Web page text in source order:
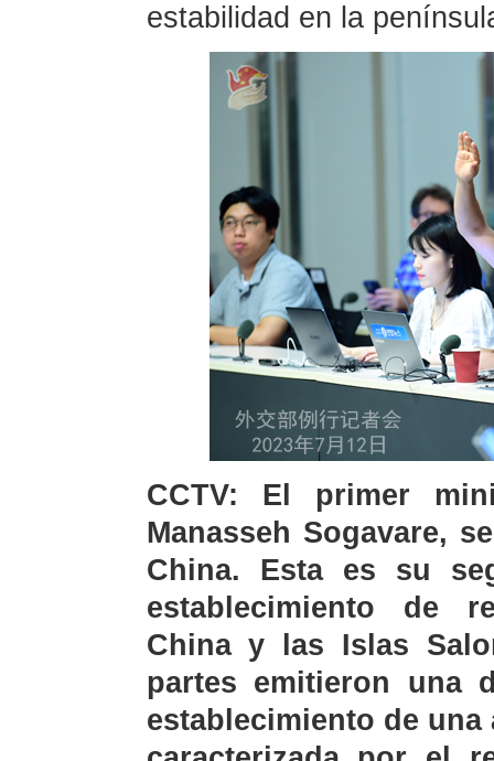
estabilidad en la
CCTV: El primer
Manasseh Sogavare,
China. Esta es su
establecimiento de
China y las Islas
partes emitieron una
establecimiento de